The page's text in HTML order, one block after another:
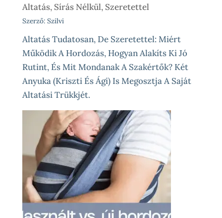
Altatás, Sírás Nélkül, Szeretettel
Szerző: Szilvi
Altatás Tudatosan, De Szeretettel: Miért
Működik A Hordozás, Hogyan Alakíts Ki Jó
Rutint, És Mit Mondanak A Szakértők? Két
Anyuka (Kriszti És Ági) Is Megosztja A Saját
Altatási Trükkjét.